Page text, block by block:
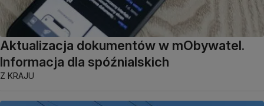
Aktualizacja dokumentów w mObywatel.
Informacja dla spóźnialskich
Z KRAJU